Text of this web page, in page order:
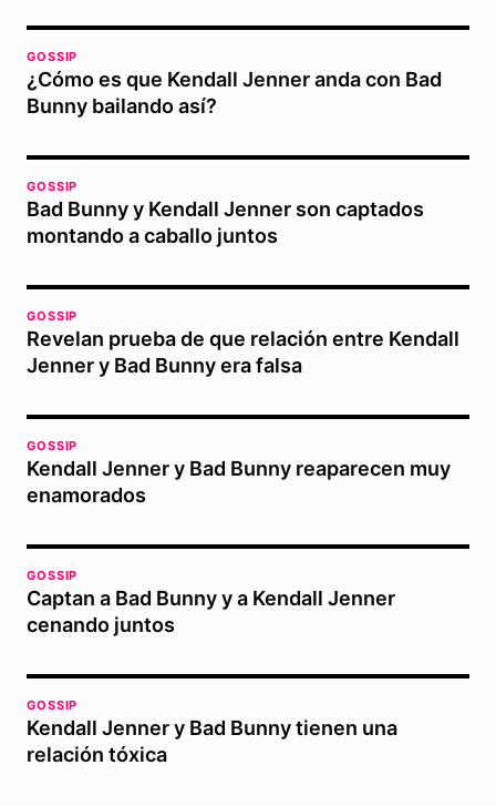
GOSSIP
¿Cómo es que Kendall Jenner anda con Bad
Bunny bailando así?
GOSSIP
Bad Bunny y Kendall Jenner son captados
montando a caballo juntos
GOSSIP
Revelan prueba de que relación entre Kendall
Jenner y Bad Bunny era falsa
GOSSIP
Kendall Jenner y Bad Bunny reaparecen muy
enamorados
GOSSIP
Captan a Bad Bunny y a Kendall Jenner
cenando juntos
GOSSIP
Kendall Jenner y Bad Bunny tienen una
relación tóxica